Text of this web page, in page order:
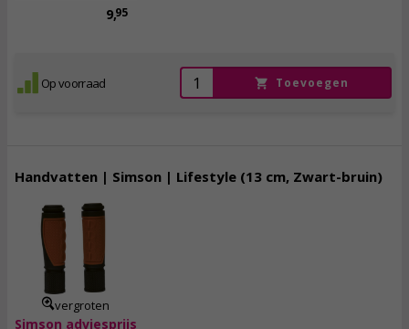
9,95
Op voorraad Toevoegen
Handvatten | Simson | Lifestyle (13 cm, Zwart-bruin)
vergroten
Simson adviesprijs